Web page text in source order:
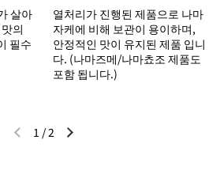
살아
의
필수
열처리가 진행된 제품으로 나마
자케에 비해 보관이 용이하며,
안정적인 맛이 유지된 제품 입니
다. (나마즈메/나마쵸조 제품도
포함 됩니다.)
이전 슬라이드다음 슬라이드
1 /2